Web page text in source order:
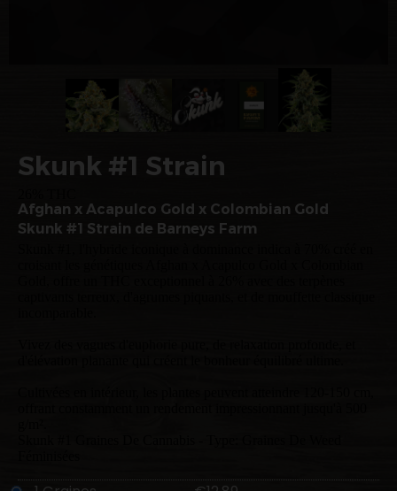
Skunk #1 Strain
Afghan x Acapulco Gold x Colombian Gold
Skunk #1 Strain de Barneys Farm